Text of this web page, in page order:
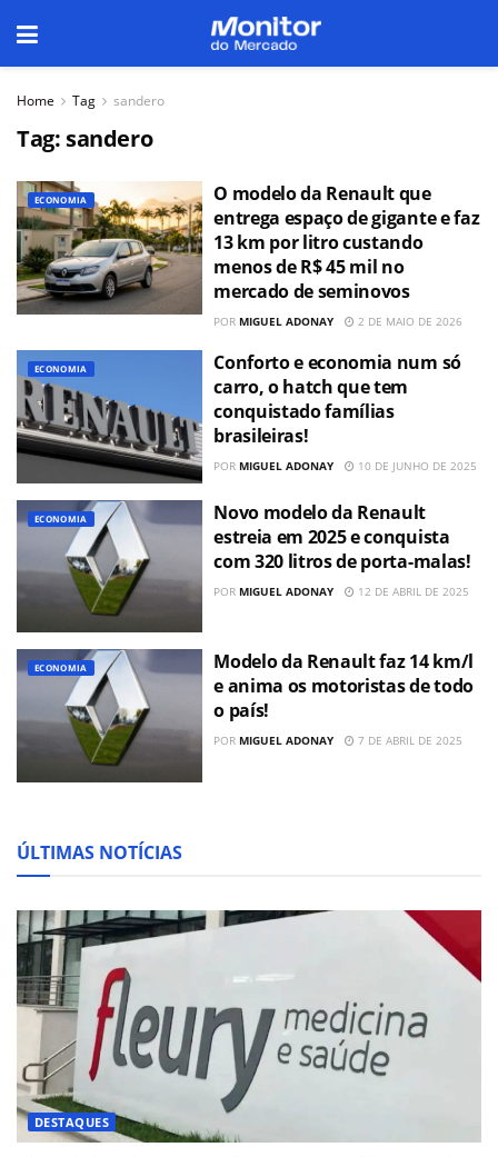
Home Tag sandero
Tag: sandero
ECONOMIA
O modelo da Renault que
entrega espaço de gigante e faz
13 km por litro custando
menos de R$ 45 mil no
mercado de seminovos
POR MIGUEL ADONAY 2 DE MAIO DE 2026
ECONOMIA
Conforto e economia num só
carro, o hatch que tem
conquistado famílias
brasileiras!
POR MIGUEL ADONAY 10 DE JUNHO DE 2025
ECONOMIA
Novo modelo da Renault
estreia em 2025 e conquista
com 320 litros de porta-malas!
POR MIGUEL ADONAY 12 DE ABRIL DE 2025
ECONOMIA
Modelo da Renault faz 14 km/l
e anima os motoristas de todo
o país!
POR MIGUEL ADONAY 7 DE ABRIL DE 2025
ÚLTIMAS NOTÍCIAS
DESTAQUES